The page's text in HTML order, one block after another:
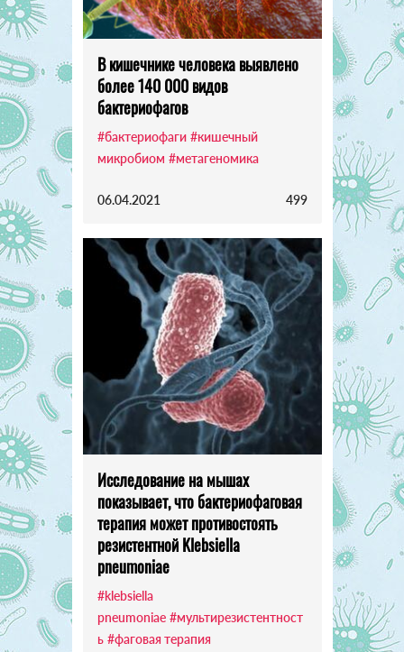
В кишечнике человека выявлено
более 140 000 видов
бактериофагов
#бактериофаги #кишечный
микробиом #метагеномика
06.04.2021 499
Исследование на мышах
показывает, что бактериофаговая
терапия может противостоять
резистентной Klebsiella
pneumoniae
#klebsiella
pneumoniae #мультирезистентност
ь #фаговая терапия